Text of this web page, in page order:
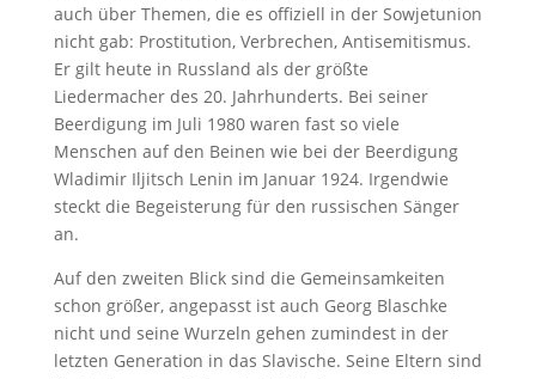
auch über Themen, die es offiziell in der Sowjetunion
nicht gab: Prostitution, Verbrechen, Antisemitismus.
Er gilt heute in Russland als der größte
Liedermacher des 20. Jahrhunderts. Bei seiner
Beerdigung im Juli 1980 waren fast so viele
Menschen auf den Beinen wie bei der Beerdigung
Wladimir Iljitsch Lenin im Januar 1924. Irgendwie
steckt die Begeisterung für den russischen Sänger
an.
Auf den zweiten Blick sind die Gemeinsamkeiten
schon größer, angepasst ist auch Georg Blaschke
nicht und seine Wurzeln gehen zumindest in der
letzten Generation in das Slavische. Seine Eltern sind